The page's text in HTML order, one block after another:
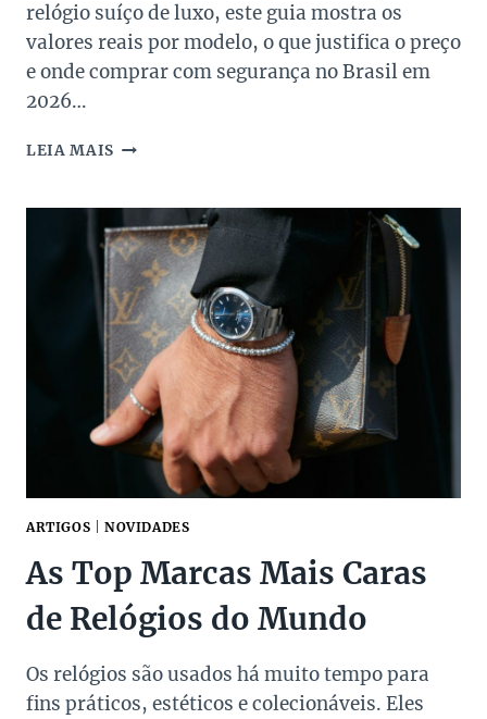
relógio suíço de luxo, este guia mostra os
valores reais por modelo, o que justifica o preço
e onde comprar com segurança no Brasil em
2026…
LEIA MAIS RELÓGIO
GUIA
COM
TOP
MODELOS
E
VALORES
EM
2026
ARTIGOS NOVIDADES
As Top Marcas Mais Caras
de Relógios do Mundo
Os relógios são usados ​​há muito tempo para
fins práticos, estéticos e colecionáveis. Eles